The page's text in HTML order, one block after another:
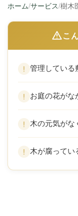
ホーム/サービス/樹木
こ
管理している
お庭の花がな
木の元気がな
木が腐って